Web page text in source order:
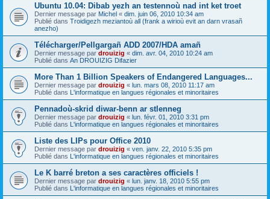
Ubuntu 10.04: Dibab yezh an testennoù nad int ket troet
Dernier message par Michel « dim. juin 06, 2010 10:34 am
Publié dans Troidigezh meziantoù all (frank a wirioù evit an darn vrasañ
anezho)
Télécharger/Pellgargañ ADD 2007/HDA amañ
Dernier message par drouizig « dim. avr. 04, 2010 10:24 am
Publié dans An DROUIZIG Difazier
More Than 1 Billion Speakers of Endangered Languages...
Dernier message par drouizig « lun. mars 08, 2010 11:17 am
Publié dans L'informatique en langues régionales et minoritaires
Pennadoù-skrid diwar-benn ar stlenneg
Dernier message par drouizig « lun. févr. 01, 2010 3:31 pm
Publié dans L'informatique en langues régionales et minoritaires
Liste des LIPs pour Office 2010
Dernier message par drouizig « ven. janv. 22, 2010 5:35 pm
Publié dans L'informatique en langues régionales et minoritaires
Le K barré breton a ses caractères officiels !
Dernier message par drouizig « lun. janv. 18, 2010 5:55 pm
Publié dans L'informatique en langues régionales et minoritaires